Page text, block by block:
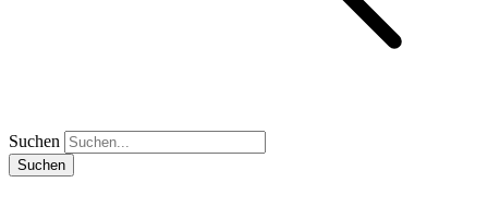
Suchen
Suchen